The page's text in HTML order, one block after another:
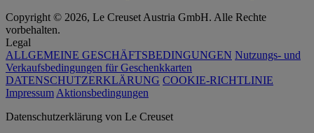
Copyright © 2026, Le Creuset Austria GmbH. Alle Rechte
vorbehalten.
Legal
ALLGEMEINE GESCHÄFTSBEDINGUNGEN Nutzungs- und
Verkaufsbedingungen für Geschenkkarten
DATENSCHUTZERKLÄRUNG COOKIE-RICHTLINIE
Impressum Aktionsbedingungen
Datenschutz­erklärung von Le Creuset